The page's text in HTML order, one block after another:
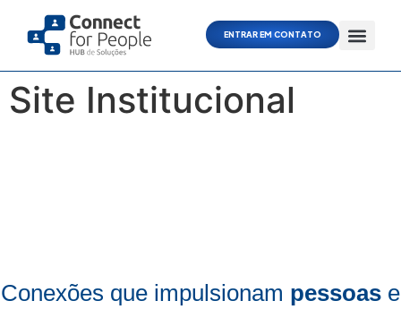
ENTRAR EM CONTATO
Site Institucional
Conexões que impulsionam pessoas e